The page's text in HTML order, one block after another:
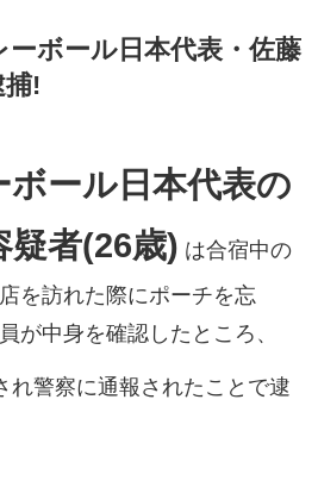
ボール日本代表・佐藤
捕!
ボール日本代表の
疑者(26歳) は合宿中の
を訪れた際にポーチを忘
が中身を確認したところ、
れ警察に通報されたことで逮